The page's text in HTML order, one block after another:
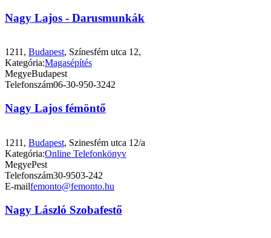
Nagy Lajos - Darusmunkák
1211, Budapest, Színesfém utca 12,
Kategória:Magasépítés
MegyeBudapest
Telefonszám06-30-950-3242
Nagy Lajos fémöntő
1211, Budapest, Szinesfém utca 12/a
Kategória:Online Telefonkönyv
MegyePest
Telefonszám30-9503-242
E-mailfemonto@femonto.hu
Nagy László Szobafestő